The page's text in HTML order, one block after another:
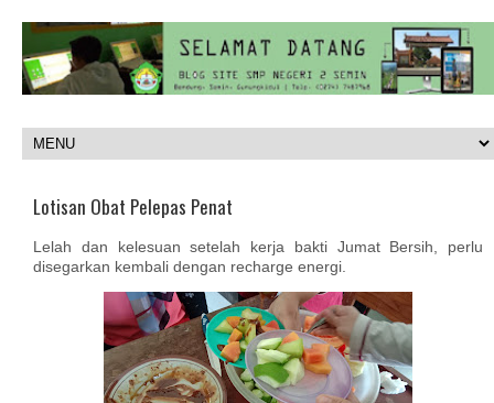
Lotisan Obat Pelepas Penat
Lelah dan kelesuan setelah kerja bakti Jumat Bersih, perlu
disegarkan kembali dengan recharge energi.